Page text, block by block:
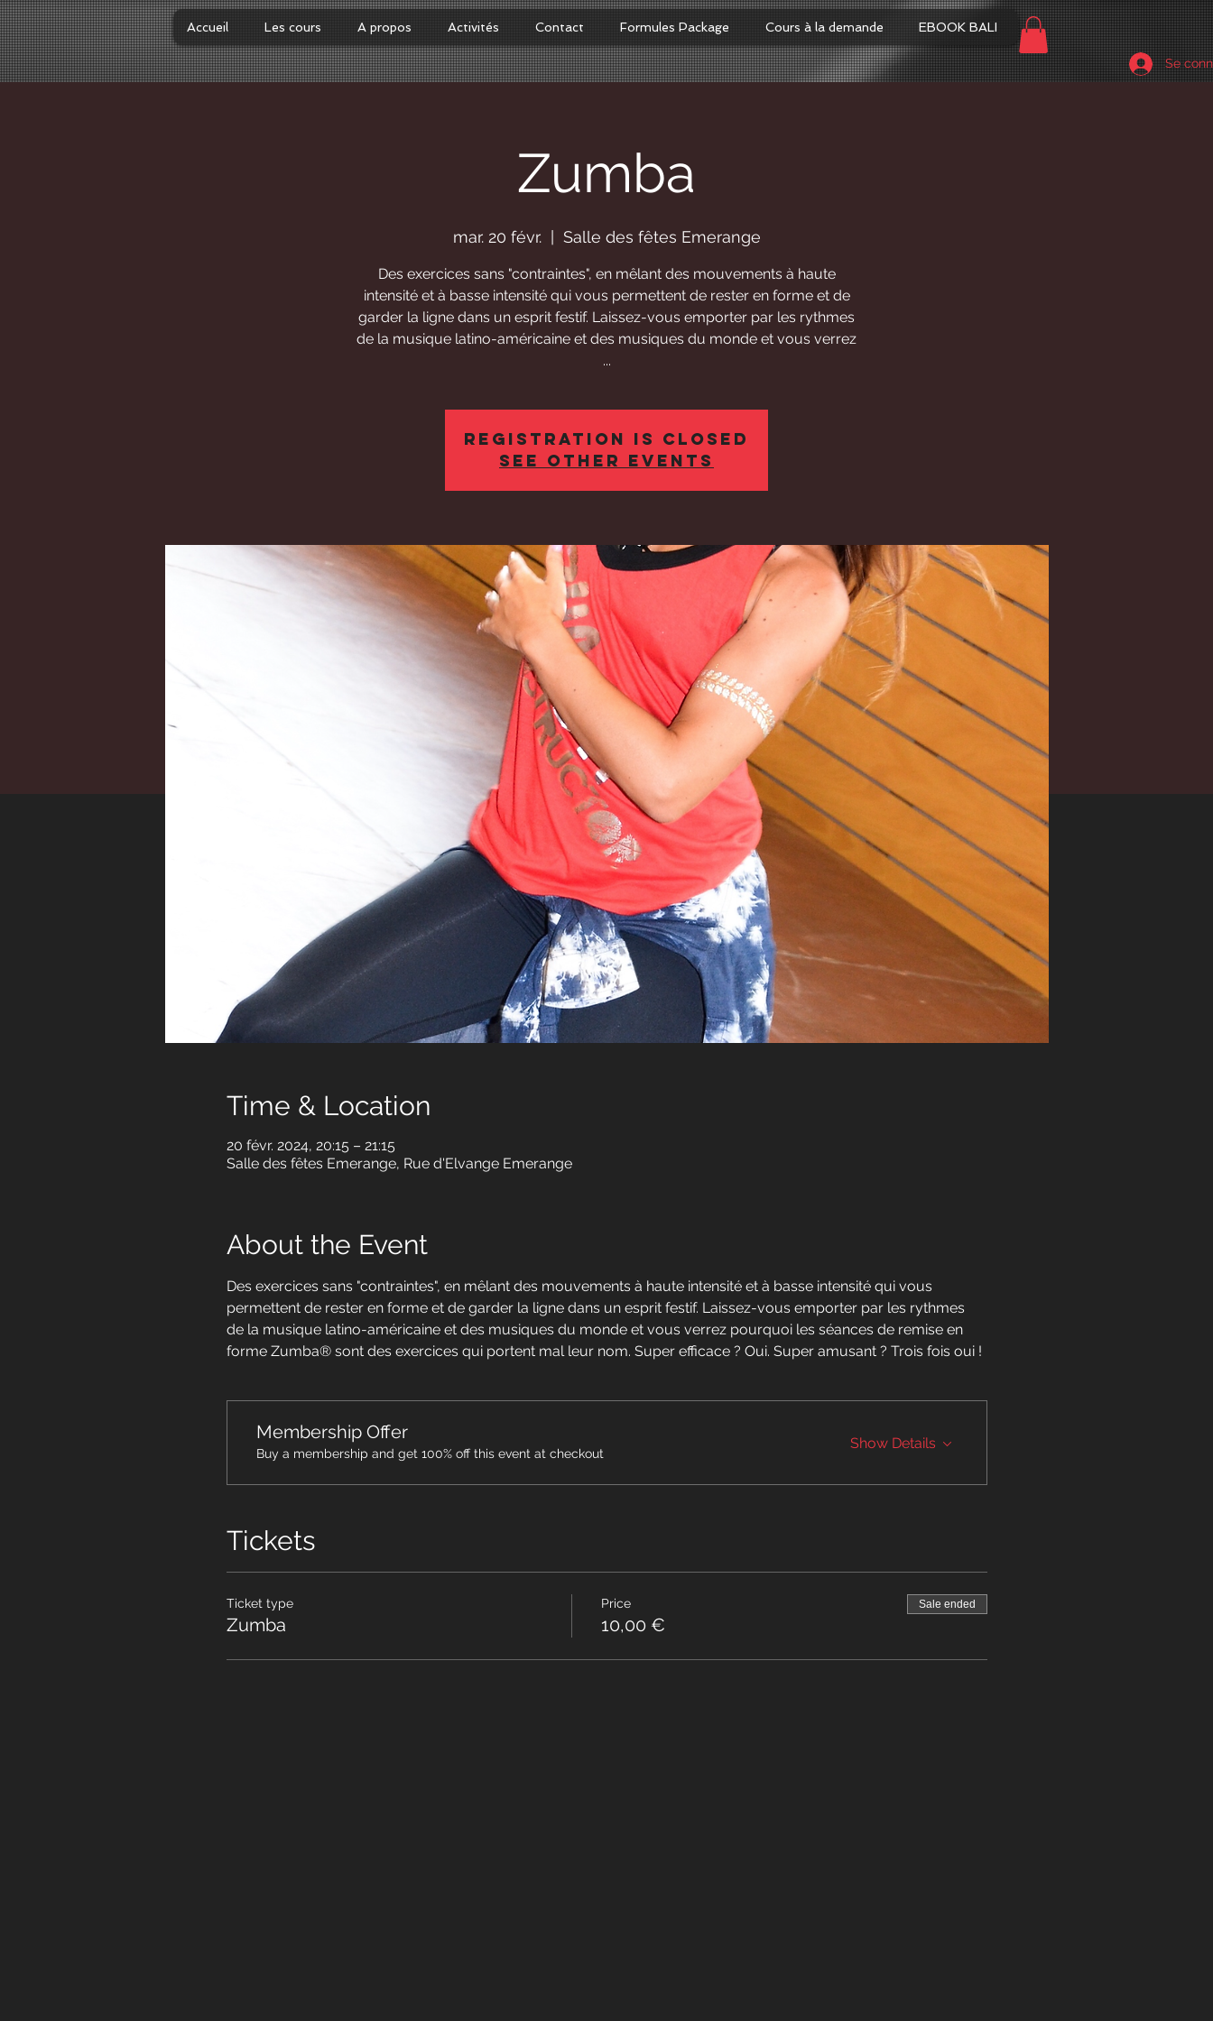
Accueil Les cours A propos Activités Contact Formules Package Cours à la demande EBOOK BALI
Se
Zumba
mar. 20 févr.
  |
Salle des fêtes Emerange
Des exercices sans "contraintes", en mêlant des mouvements à haute
intensité et à basse intensité qui vous permettent de rester en forme et de
garder la ligne dans un esprit festif. Laissez-vous emporter par les rythmes
de la musique latino-américaine et des musiques du monde et vous verrez
...
Registration is Closed
See other events
Time & Location
20 févr. 2024, 20:15 – 21:15
Salle des fêtes Emerange, Rue d'Elvange Emerange
About the Event
Des exercices sans "contraintes", en mêlant des mouvements à haute intensité et à basse intensité qui vous
permettent de rester en forme et de garder la ligne dans un esprit festif. Laissez-vous emporter par les rythmes
de la musique latino-américaine et des musiques du monde et vous verrez pourquoi les séances de remise en
forme Zumba® sont des exercices qui portent mal leur nom. Super efficace ? Oui. Super amusant ? Trois fois oui !
Membership Offer
Buy a membership and get 100% off this event at checkout
Show Details
Tickets
Ticket type
Zumba
Price
10,00 €
Sale ended